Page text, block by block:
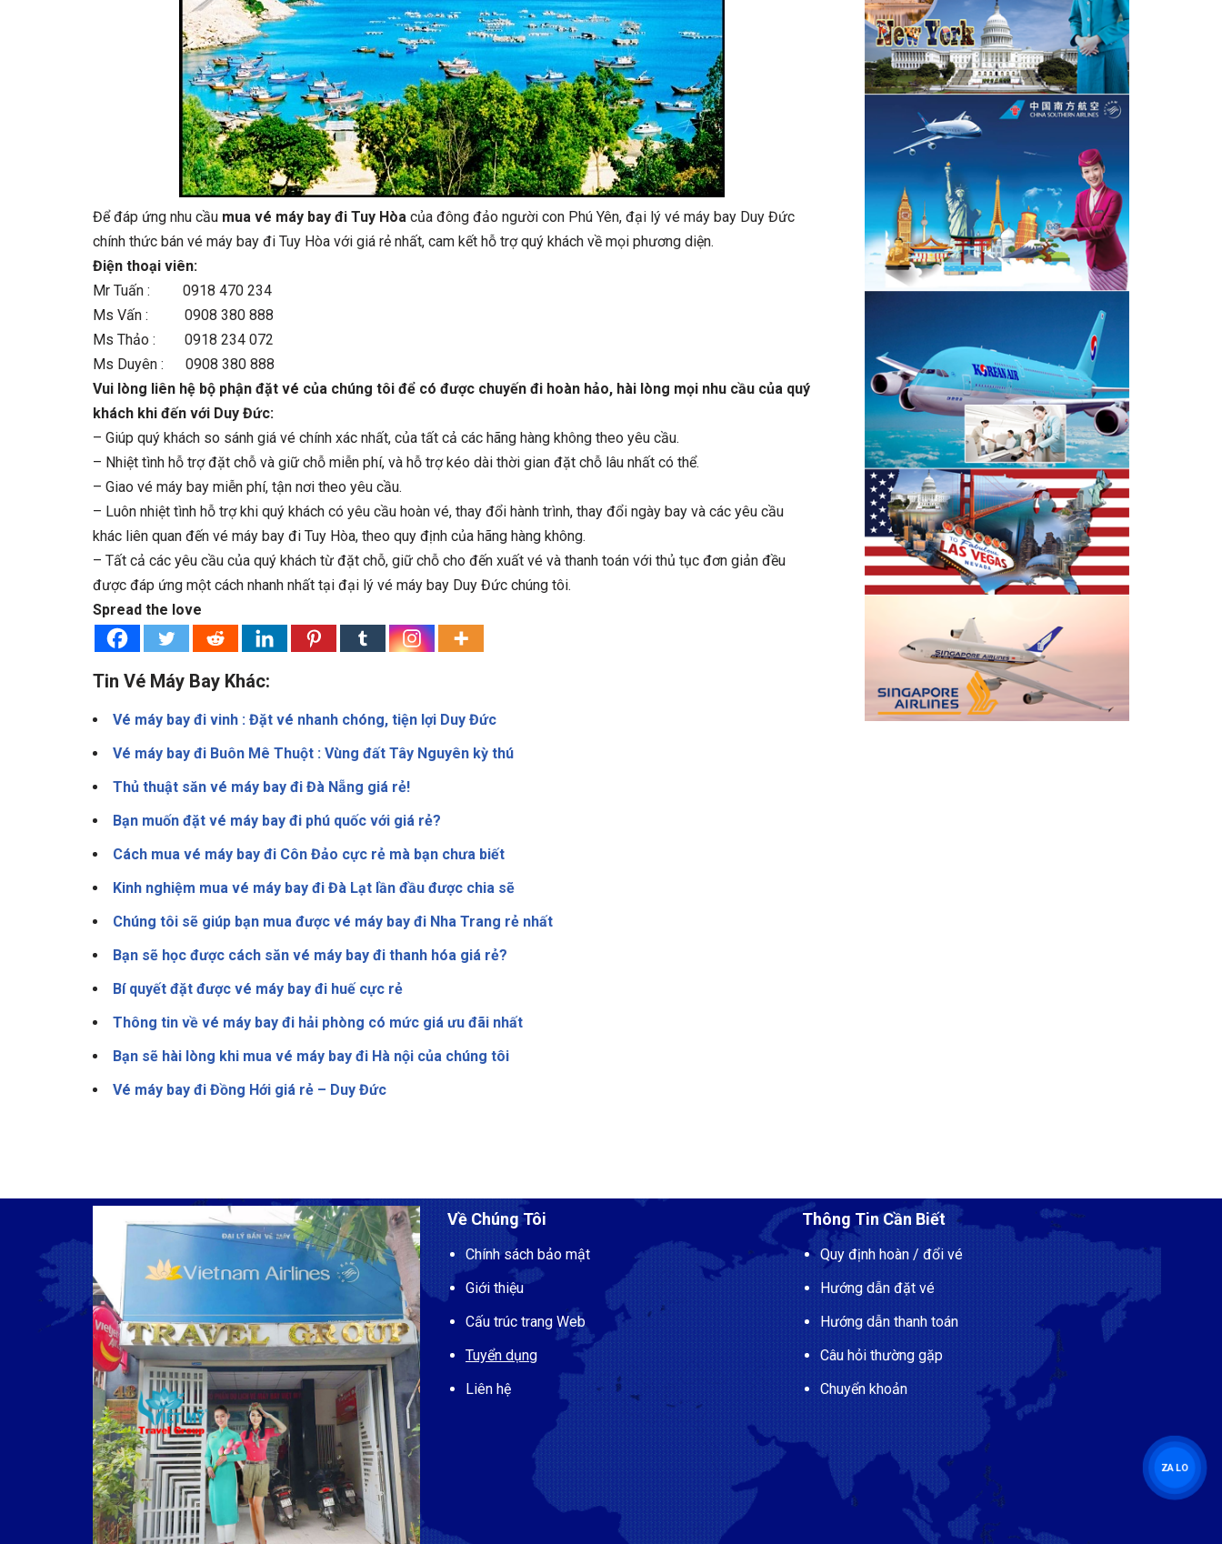
Để đáp ứng nhu cầu mua vé máy bay đi Tuy Hòa của đông đảo người con Phú Yên, đại lý vé máy bay Duy Đức
chính thức bán vé máy bay đi Tuy Hòa với giá rẻ nhất, cam kết hỗ trợ quý khách về mọi phương diện.
Điện thoại viên:
Mr Tuấn : 0918 470 234
Ms Vấn : 0908 380 888
Ms Thảo : 0918 234 072
Ms Duyên : 0908 380 888
Vui lòng liên hệ bộ phận đặt vé của chúng tôi để có được chuyến đi hoàn hảo, hài lòng mọi nhu cầu của quý
khách khi đến với Duy Đức:
– Giúp quý khách so sánh giá vé chính xác nhất, của tất cả các hãng hàng không theo yêu cầu.
– Nhiệt tình hỗ trợ đặt chỗ và giữ chỗ miễn phí, và hỗ trợ kéo dài thời gian đặt chỗ lâu nhất có thể.
– Giao vé máy bay miễn phí, tận nơi theo yêu cầu.
– Luôn nhiệt tình hỗ trợ khi quý khách có yêu cầu hoàn vé, thay đổi hành trình, thay đổi ngày bay và các yêu cầu
khác liên quan đến vé máy bay đi Tuy Hòa, theo quy định của hãng hàng không.
– Tất cả các yêu cầu của quý khách từ đặt chỗ, giữ chỗ cho đến xuất vé và thanh toán với thủ tục đơn giản đều
được đáp ứng một cách nhanh nhất tại đại lý vé máy bay Duy Đức chúng tôi.
Spread the love
Tin Vé Máy Bay Khác:
Vé máy bay đi vinh : Đặt vé nhanh chóng, tiện lợi Duy Đức
Vé máy bay đi Buôn Mê Thuột : Vùng đất Tây Nguyên kỳ thú
Thủ thuật săn vé máy bay đi Đà Nẵng giá rẻ!
Bạn muốn đặt vé máy bay đi phú quốc với giá rẻ?
Cách mua vé máy bay đi Côn Đảo cực rẻ mà bạn chưa biết
Kinh nghiệm mua vé máy bay đi Đà Lạt lần đầu được chia sẽ
Chúng tôi sẽ giúp bạn mua được vé máy bay đi Nha Trang rẻ nhất
Bạn sẽ học được cách săn vé máy bay đi thanh hóa giá rẻ?
Bí quyết đặt được vé máy bay đi huế cực rẻ
Thông tin về vé máy bay đi hải phòng có mức giá ưu đãi nhất
Bạn sẽ hài lòng khi mua vé máy bay đi Hà nội của chúng tôi
Vé máy bay đi Đồng Hới giá rẻ – Duy Đức
Về Chúng Tôi
Chính sách bảo mật
Giới thiệu
Cấu trúc trang Web
Tuyển dụng
Liên hệ
Thông Tin Cần Biết
Quy định hoàn / đổi vé
Hướng dẫn đặt vé
Hướng dẫn thanh toán
Câu hỏi thường gặp
Chuyển khoản
ZALO